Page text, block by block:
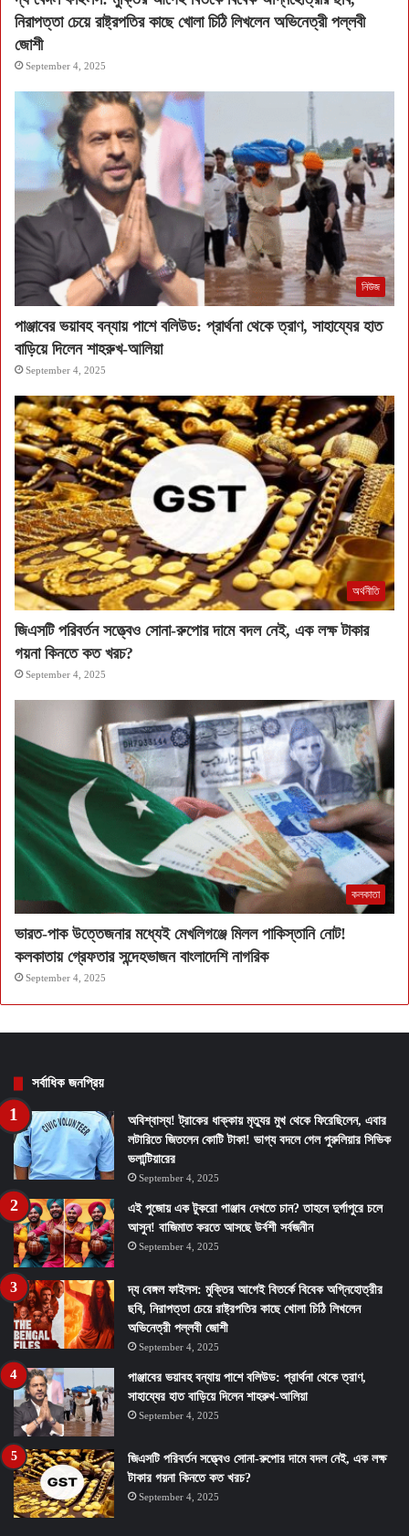
নিরাপত্তা চেয়ে রাষ্ট্রপতির কাছে খোলা চিঠি লিখলেন অভিনেত্রী পল্লবী
জোশী
September 4, 2025
নিউজ
পাঞ্জাবের ভয়াবহ বন্যায় পাশে বলিউড: প্রার্থনা থেকে ত্রাণ, সাহায্যের হাত
বাড়িয়ে দিলেন শাহরুখ-আলিয়া
September 4, 2025
অর্থনীতি
জিএসটি পরিবর্তন সত্ত্বেও সোনা-রুপোর দামে বদল নেই, এক লক্ষ টাকার
গয়না কিনতে কত খরচ?
September 4, 2025
কলকাতা
ভারত-পাক উত্তেজনার মধ্যেই মেখলিগঞ্জে মিলল পাকিস্তানি নোট!
কলকাতায় গ্রেফতার সন্দেহভাজন বাংলাদেশি নাগরিক
September 4, 2025
সর্বাধিক জনপ্রিয়
অবিশ্বাস্য! ট্রাকের ধাক্কায় মৃত্যুর মুখ থেকে ফিরেছিলেন, এবার
লটারিতে জিতলেন কোটি টাকা! ভাগ্য বদলে গেল পুরুলিয়ার সিভিক
ভলান্টিয়ারের
September 4, 2025
এই পুজোয় এক টুকরো পাঞ্জাব দেখতে চান? তাহলে দুর্গাপুরে চলে
আসুন! বাজিমাত করতে আসছে উর্বশী সর্বজনীন
September 4, 2025
দ্য বেঙ্গল ফাইলস: মুক্তির আগেই বিতর্কে বিবেক অগ্নিহোত্রীর
ছবি, নিরাপত্তা চেয়ে রাষ্ট্রপতির কাছে খোলা চিঠি লিখলেন
অভিনেত্রী পল্লবী জোশী
September 4, 2025
পাঞ্জাবের ভয়াবহ বন্যায় পাশে বলিউড: প্রার্থনা থেকে ত্রাণ,
সাহায্যের হাত বাড়িয়ে দিলেন শাহরুখ-আলিয়া
September 4, 2025
জিএসটি পরিবর্তন সত্ত্বেও সোনা-রুপোর দামে বদল নেই, এক লক্ষ
টাকার গয়না কিনতে কত খরচ?
September 4, 2025